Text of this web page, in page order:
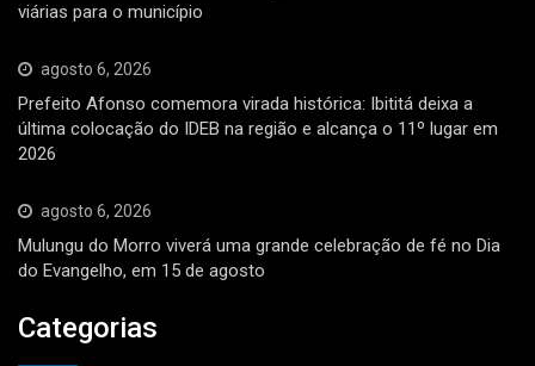
viárias para o município
agosto 6, 2026
Prefeito Afonso comemora virada histórica: Ibititá deixa a
última colocação do IDEB na região e alcança o 11º lugar em
2026
agosto 6, 2026
Mulungu do Morro viverá uma grande celebração de fé no Dia
do Evangelho, em 15 de agosto
Categorias